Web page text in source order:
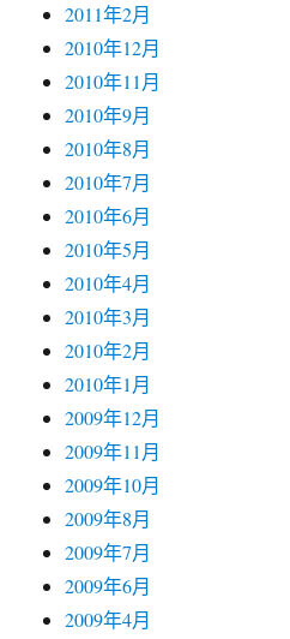
2011年2月
2010年12月
2010年11月
2010年9月
2010年8月
2010年7月
2010年6月
2010年5月
2010年4月
2010年3月
2010年2月
2010年1月
2009年12月
2009年11月
2009年10月
2009年8月
2009年7月
2009年6月
2009年4月